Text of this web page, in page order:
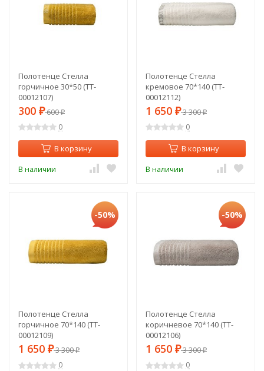
Полотенце Стелла
горчичное 30*50 (TT-
00012107)
300 ₽600₽
0
В корзину
В наличии
Полотенце Стелла
кремовое 70*140 (TT-
00012112)
1 650 ₽3 300₽
0
В корзину
В наличии
-50%
Полотенце Стелла
горчичное 70*140 (TT-
00012109)
1 650 ₽3 300₽
0
-50%
Полотенце Стелла
коричневое 70*140 (TT-
00012106)
1 650 ₽3 300₽
0